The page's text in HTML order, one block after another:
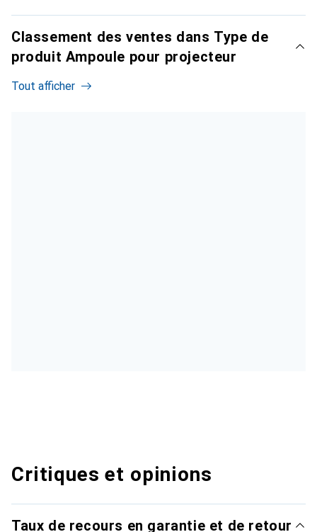
Classement des ventes dans Type de
produit Ampoule pour projecteur
Tout afficher
Critiques et opinions
Taux de recours en garantie et de retour